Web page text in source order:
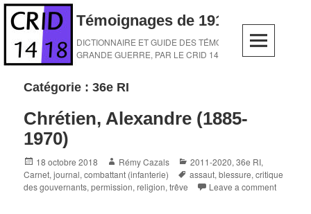
Skip
content
Témoignages de 1914-1918
DICTIONNAIRE ET GUIDE DES TÉMOINS DE LA
GRANDE GUERRE, PAR LE CRID 14-18
Catégorie :36e RI
Chrétien, Alexandre (1885-
1970)
Posted
on
18 octobre 2018 Author
Rémy Cazals Categories
2011-2020,36e RI,
Carnet, journal,combattant (infanterie) Tags
assaut,blessure,critique
des gouvernants,permission,religion,trêve Leave a comment